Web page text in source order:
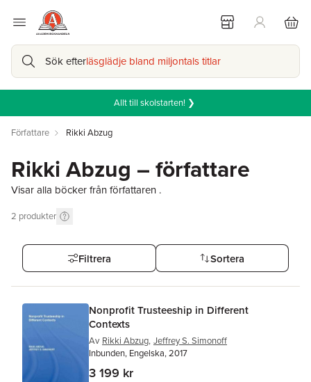
Sök efterläsglädje bland miljontals titlar
Allt till skolstarten! ❯
Författare Rikki Abzug
Rikki Abzug – författare
Visar alla böcker från författaren .
2 produkter
Filtrera Sortera
Nonprofit Trusteeship in Different
Contexts
Av Rikki Abzug, Jeffrey S. Simonoff
Inbunden, Engelska, 2017
3 199 kr